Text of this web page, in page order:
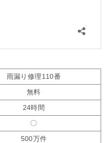
雨漏り修理110番
無料
24時間
〇
500万件